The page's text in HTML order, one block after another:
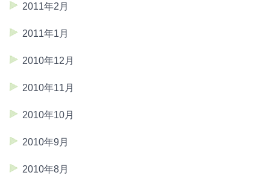
2011年2月
2011年1月
2010年12月
2010年11月
2010年10月
2010年9月
2010年8月